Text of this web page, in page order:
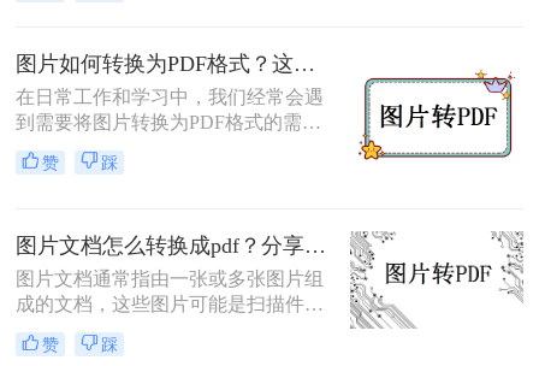
定性和安全性，成为文档传输和存档
的首选格式。有时，我们需要将图片
转换成PDF文件，以便更好地分享、
打印或保存。
图片如何转换为PDF格式？这三个方法非常实用！
在日常工作和学习中，我们经常会遇
到需要将图片转换为PDF格式的需
求。PDF格式因其良好的跨平台兼容
性和保护文档内容的特性而备受青
式的方法，供您参考。
赞 踩
图片文档怎么转换成pdf？分享4种转换方法！
图片文档通常指由一张或多张图片组
成的文档，这些图片可能是扫描件、
照片或是其他形式的图像文件。将图
片文档转换为PDF格式可以提高文档
赞 踩